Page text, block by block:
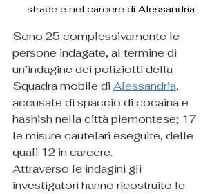
strade e nel carcere di Alessandria
Sono 25 complessivamente le
persone indagate, al termine di
un’indagine dei poliziotti della
Squadra mobile di Alessandria,
accusate di spaccio di cocaina e
hashish nella città piemontese; 17
le misure cautelari eseguite, delle
quali 12 in carcere.
Attraverso le indagini gli
investigatori hanno ricostruito le